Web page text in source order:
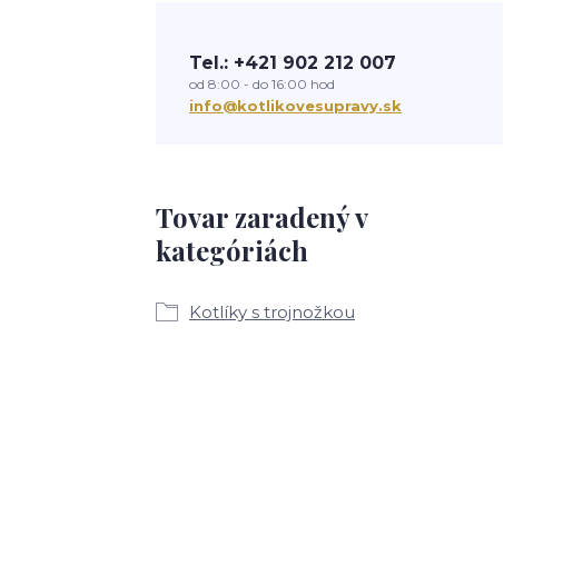
Tovar zaradený v
kategóriách
Kotlíky s trojnožkou
Tel.: +421 902 212 007
od 8:00 - do 16:00 hod
info@kotlikovesupravy.sk